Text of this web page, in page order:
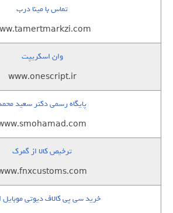
تماس با مینا درب
وان اسکریپت
www.onescript.ir
پایگاه رسمی دکتر سعید
ترخیص کالا از گمرک
خرید سی پی کالاف دیوتی موبایل